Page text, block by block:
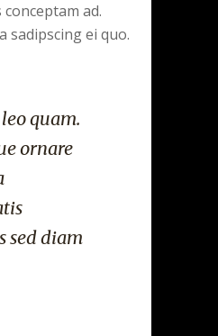
conceptam ad.
sadipscing ei quo.
quam.
ornare
sed diam